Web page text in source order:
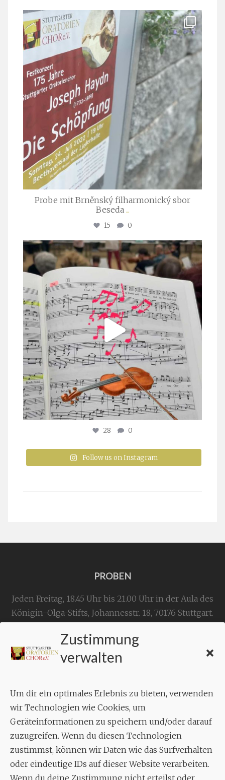
Zustimmung
verwalten
Um dir ein optimales Erlebnis zu bieten, verwenden
wir Technologien wie Cookies, um
Geräteinformationen zu speichern und/oder darauf
zuzugreifen. Wenn du diesen Technologien
zustimmst, können wir Daten wie das Surfverhalten
oder eindeutige IDs auf dieser Website verarbeiten.
Wenn du deine Zustimmung nicht erteilst oder
stuttgarter_oratorienchor
Juli 23
Probe mit Brněnský filharmonický sbor
Beseda ...
15 0
stuttgarter_oratorienchor
Juli 23
28 0
Follow us on Instagram
PROBEN
Jeden Freitag, 18.45 Uhr bis 21.00 Uhr in der Aula des
Königin-Olga-Stifts, Johannesstr. 18, 70176 Stuttgart.
KONTAKT
Geschäftsstelle:
Aixheimer Str. 18
70619 Stuttgart
MUSIK
Musikalischer Leiter:
Enrico Trummer